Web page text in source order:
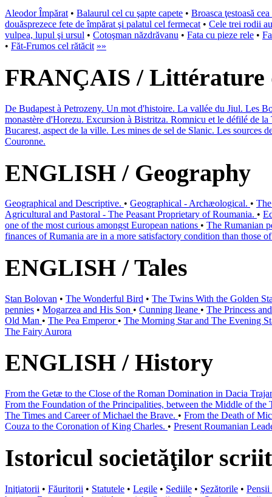
Aleodor Împărat • Balaurul cel cu şapte capete • Broasca ţestoasă
douăsprezece fete de împărat şi palatul cel fermecat • Cele trei rodii
vulpea, lupul şi ursul • Cotoşman năzdrăvanu • Fata cu pieze rele •
• Făt-Frumos cel rătăcit »»
FRANÇAIS / Littérature
De Budapest à Petrozeny. Un mot d'histoire. La vallée du Jiul. Les
monastère d'Horezu. Excursion à Bistritza. Romnicu et le défilé de
Bucarest, aspect de la ville. Les mines de sel de Slanic. Les sources
Couronne.
ENGLISH / Geography
Geographical and Descriptive. • Geographical - Archæological. •
Agricultural and Pastoral - The Peasant Proprietary of Roumania. •
one of the most curious amongst European nations • The Rumanian
finances of Rumania are in a more satisfactory condition than those
ENGLISH / Tales
Stan Bolovan • The Wonderful Bird • The Twins With the Golden
pennies • Mogarzea and His Son • Cunning Ileane • The Princess
Old Man • The Pea Emperor • The Morning Star and The Evening
The Fairy Aurora
ENGLISH / History
From the Getæ to the Close of the Roman Domination in Dacia
From the Foundation of the Principalities, between the Middle of
The Times and Career of Michael the Brave. • From the Death of
Couza to the Coronation of King Charles. • Present Roumanian
Istoricul societăţilor
Iniţiatorii • Făuritorii • Statutele • Legile • Sediile • Şezătorile • Pensii